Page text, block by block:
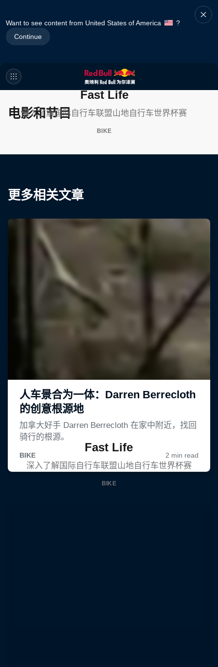
Want to see content from United States of America
?
Continue
电影和节目
Fast Life
深入了解国际自行车联盟山地自行车世界杯赛
BIKE
更多相关文章
Fast Life
深入了解国际自行车联盟山地自行车世界杯赛
BIKE